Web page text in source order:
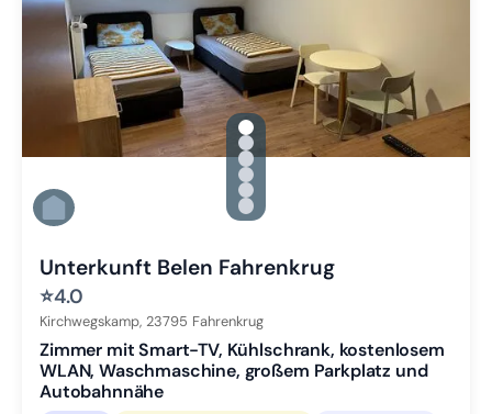
gallery.slide_selector
Zu Slide 1 wechseln
Zu Slide 2 wechseln
Zu Slide 3 wechseln
Zu Slide 4 wechseln
Zu Slide 5 wechseln
Zu Slide 6 wechseln
Unterkunft Belen Fahrenkrug
⭐4.0
Kirchwegskamp, 23795 Fahrenkrug
Zimmer mit Smart-TV, Kühlschrank, kostenlosem
WLAN, Waschmaschine, großem Parkplatz und
Autobahnnähe